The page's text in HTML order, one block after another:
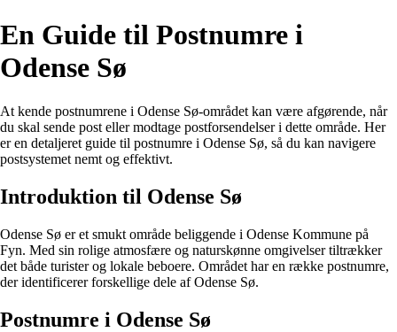
En Guide til Postnumre i
Odense Sø
At kende postnumrene i Odense Sø-området kan være afgørende, når
du skal sende post eller modtage postforsendelser i dette område. Her
er en detaljeret guide til postnumre i Odense Sø, så du kan navigere
postsystemet nemt og effektivt.
Introduktion til Odense Sø
Odense Sø er et smukt område beliggende i Odense Kommune på
Fyn. Med sin rolige atmosfære og naturskønne omgivelser tiltrækker
det både turister og lokale beboere. Området har en række postnumre,
der identificerer forskellige dele af Odense Sø.
Postnumre i Odense Sø